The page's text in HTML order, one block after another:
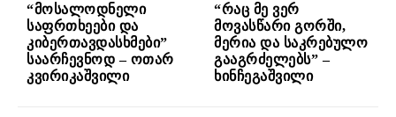
“მოსალოდნელი
საფრთხეები და
კიბერთავდასხმები”
საარჩევნოდ – ოთარ
კვირიკაშვილი
“რაც მე ვერ
მოვასწარი გორში,
მერია და საკრებულო
გააგრძელებს” –
ხინჩეგაშვილი